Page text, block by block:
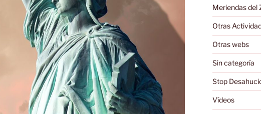
Meriendas del
Otras
Otras webs
Sin categoría
Stop
Vídeos